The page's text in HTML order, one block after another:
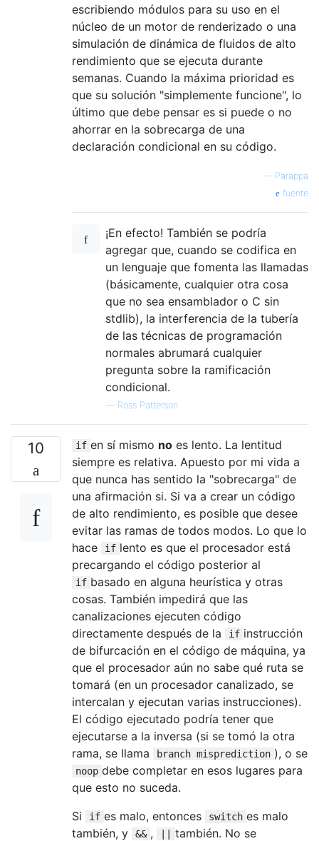
escribiendo módulos para su uso en el
núcleo de un motor de renderizado o una
simulación de dinámica de fluidos de alto
rendimiento que se ejecuta durante
semanas. Cuando la máxima prioridad es
que su solución "simplemente funcione", lo
último que debe pensar es si puede o no
ahorrar en la sobrecarga de una
declaración condicional en su código.
— Parappa
fuente
¡En efecto! También se podría
agregar que, cuando se codifica en
un lenguaje que fomenta las llamadas
(básicamente, cualquier otra cosa
que no sea ensamblador o C sin
stdlib), la interferencia de la tubería
de las técnicas de programación
normales abrumará cualquier
pregunta sobre la ramificación
condicional.
— Ross Patterson
10 if en sí mismo no es lento. La lentitud
siempre es relativa. Apuesto por mi vida a
que nunca has sentido la "sobrecarga" de
una afirmación si. Si va a crear un código
de alto rendimiento, es posible que desee
evitar las ramas de todos modos. Lo que lo
hace
if lento es que el procesador está
precargando el código posterior al
if basado en alguna heurística y otras
cosas. También impedirá que las
canalizaciones ejecuten código
directamente después de la
if instrucción
de bifurcación en el código de máquina, ya
que el procesador aún no sabe qué ruta se
tomará (en un procesador canalizado, se
intercalan y ejecutan varias instrucciones).
El código ejecutado podría tener que
ejecutarse a la inversa (si se tomó la otra
rama, se llama
branch misprediction ), o se
noop debe completar en esos lugares para
que esto no suceda.
Si
if es malo, entonces switch es malo
también, y
&& , || también. No se